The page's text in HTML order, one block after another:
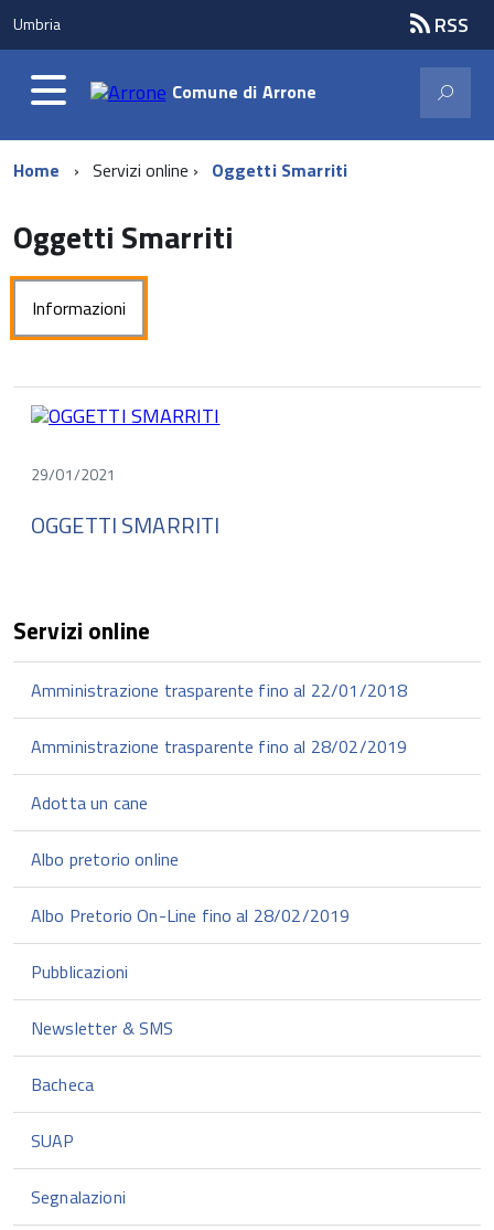
Umbria RSS
Comune di Arrone
Home Servizi online Oggetti Smarriti
Oggetti Smarriti
Informazioni
29/01/2021
OGGETTI SMARRITI
Servizi online
Amministrazione trasparente fino al 22/01/2018
Amministrazione trasparente fino al 28/02/2019
Adotta un cane
Albo pretorio online
Albo Pretorio On-Line fino al 28/02/2019
Pubblicazioni
Newsletter & SMS
Bacheca
SUAP
Segnalazioni